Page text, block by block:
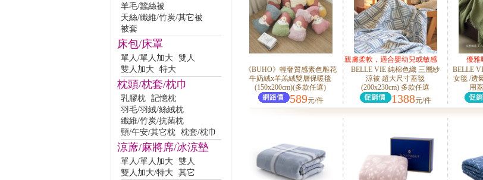
羊毛/蠶絲被
天絲/纖維/竹炭/其它被
被套
床包/床罩
單人/單人加大 雙人
雙人加大 特大
枕頭/枕套/枕巾
乳膠枕 記憶枕
羽毛/羽絨/絲絨枕
纖維/竹炭/抗菌枕
頸/午安/其它枕 枕套/枕巾
涼蓆/麻將席/冰涼墊
單人/單人加大 雙人
雙人加大/特大 其它
《BUHO》輕奢質感素色雕花
牛奶絨x羊羔絨雙層保暖毯
(150x200cm)(多款任選)
589元/件
親膚柔軟，適合嬰幼兒或敏感
肌
BELLE VIE 純棉色織 三層紗
涼被 超大尺寸蓋毯
(200x230cm) 多款任選
1388元/件
優雅
BELLE
女毯 /透
用